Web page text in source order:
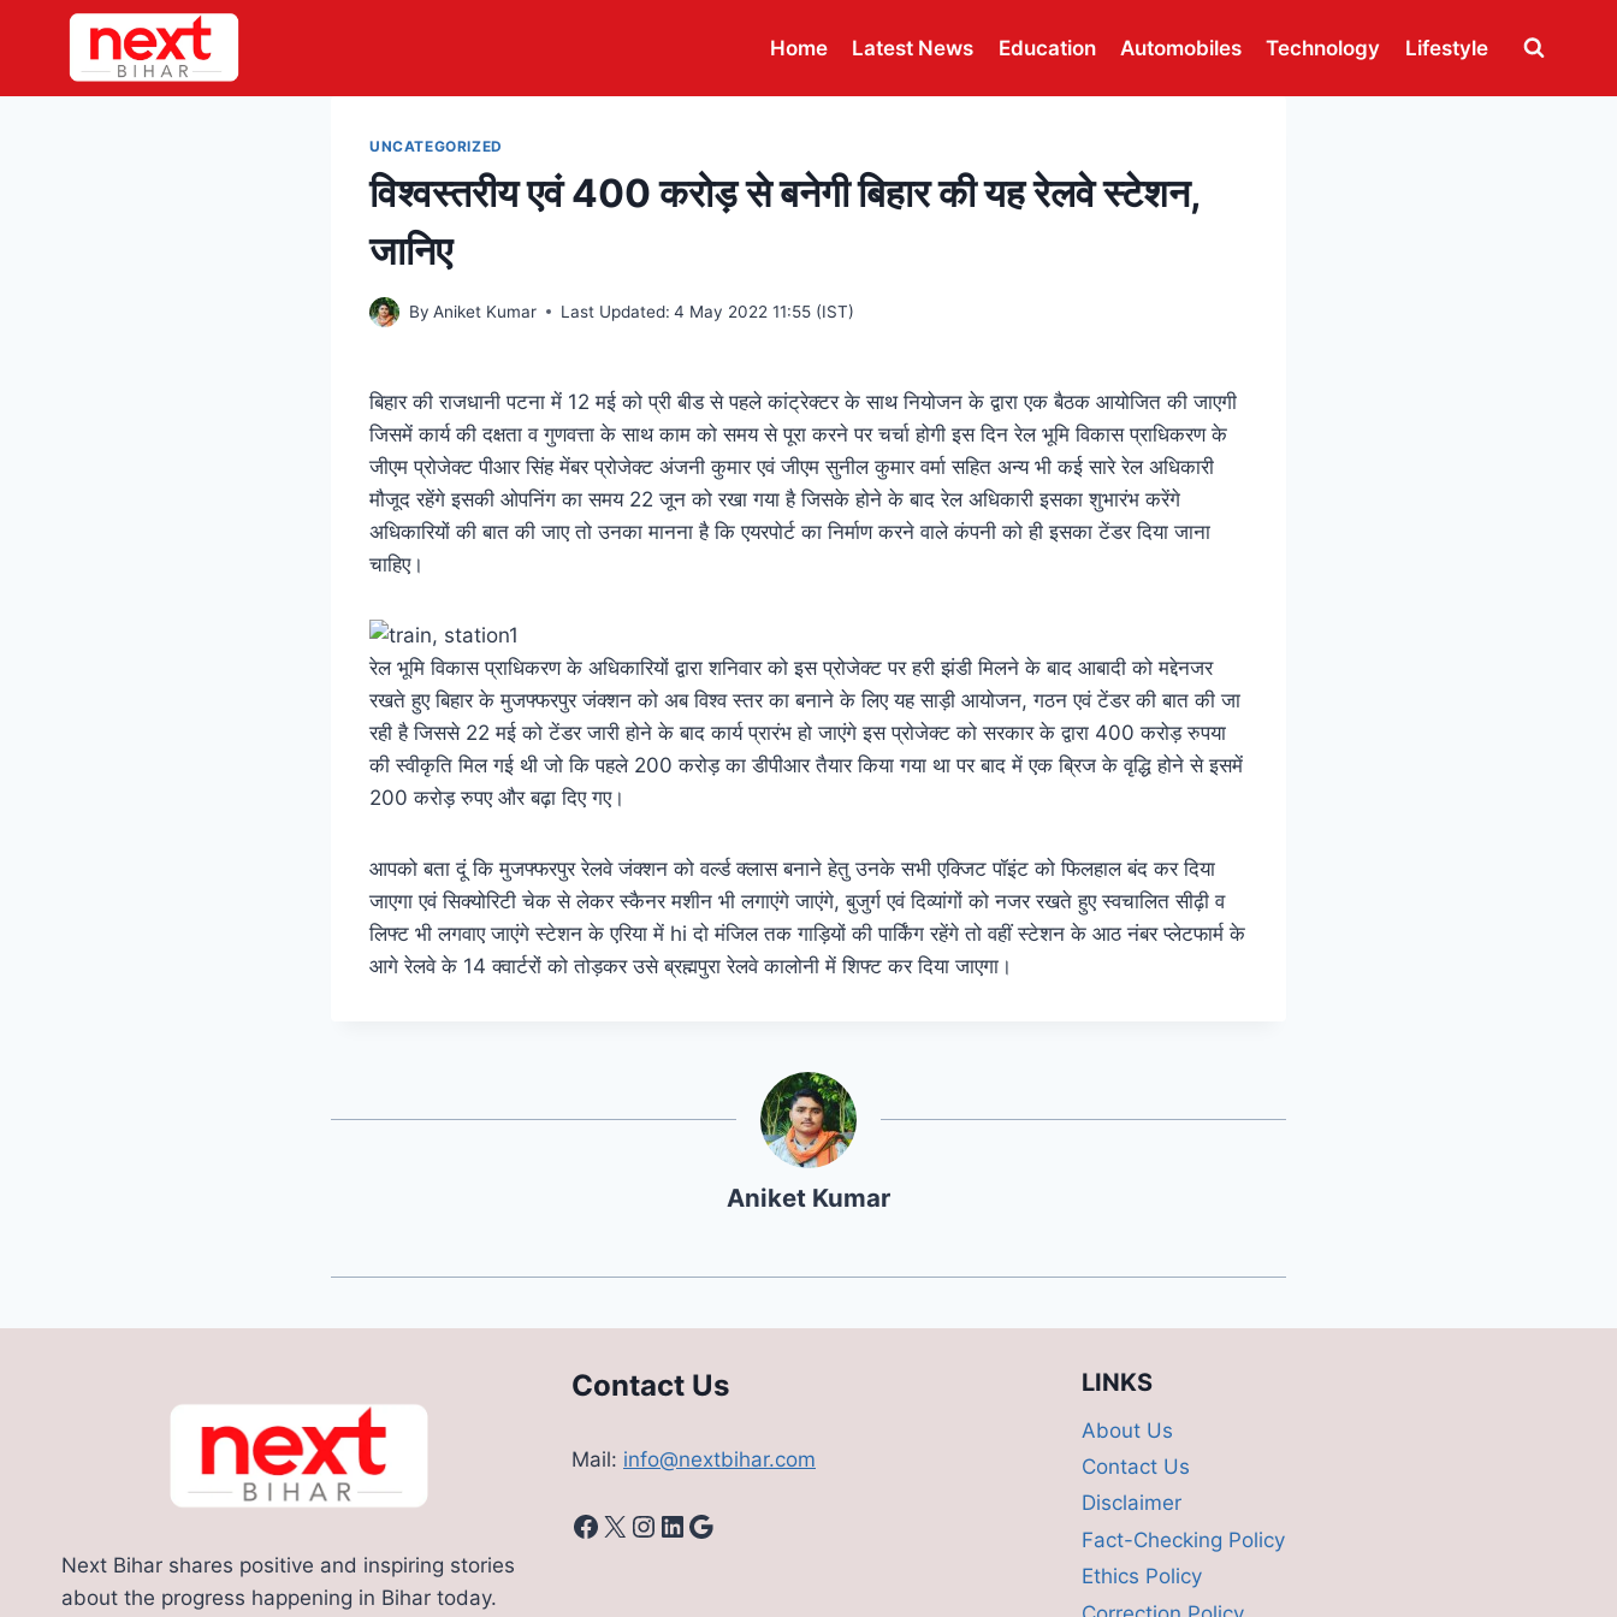
content
Home Latest News Education Automobiles Technology Lifestyle
UNCATEGORIZED
विश्वस्तरीय एवं 400 करोड़ से बनेगी बिहार की यह रेलवे स्टेशन,
जानिए
By Aniket Kumar Last Updated: 4 May 2022 11:55 (IST)
बिहार की राजधानी पटना में 12 मई को प्री बीड से पहले कांट्रेक्टर के साथ नियोजन के द्वारा एक बैठक आयोजित की जाएगी
जिसमें कार्य की दक्षता व गुणवत्ता के साथ काम को समय से पूरा करने पर चर्चा होगी इस दिन रेल भूमि विकास प्राधिकरण के
जीएम प्रोजेक्ट पीआर सिंह मेंबर प्रोजेक्ट अंजनी कुमार एवं जीएम सुनील कुमार वर्मा सहित अन्य भी कई सारे रेल अधिकारी
मौजूद रहेंगे इसकी ओपनिंग का समय 22 जून को रखा गया है जिसके होने के बाद रेल अधिकारी इसका शुभारंभ करेंगे
अधिकारियों की बात की जाए तो उनका मानना है कि एयरपोर्ट का निर्माण करने वाले कंपनी को ही इसका टेंडर दिया जाना
चाहिए।
रेल भूमि विकास प्राधिकरण के अधिकारियों द्वारा शनिवार को इस प्रोजेक्ट पर हरी झंडी मिलने के बाद आबादी को मद्देनजर
रखते हुए बिहार के मुजफ्फरपुर जंक्शन को अब विश्व स्तर का बनाने के लिए यह साड़ी आयोजन, गठन एवं टेंडर की बात की जा
रही है जिससे 22 मई को टेंडर जारी होने के बाद कार्य प्रारंभ हो जाएंगे इस प्रोजेक्ट को सरकार के द्वारा 400 करोड़ रुपया
की स्वीकृति मिल गई थी जो कि पहले 200 करोड़ का डीपीआर तैयार किया गया था पर बाद में एक ब्रिज के वृद्धि होने से इसमें
200 करोड़ रुपए और बढ़ा दिए गए।
आपको बता दूं कि मुजफ्फरपुर रेलवे जंक्शन को वर्ल्ड क्लास बनाने हेतु उनके सभी एक्जिट पॉइंट को फिलहाल बंद कर दिया
जाएगा एवं सिक्योरिटी चेक से लेकर स्कैनर मशीन भी लगाएंगे जाएंगे, बुजुर्ग एवं दिव्यांगों को नजर रखते हुए स्वचालित सीढ़ी व
लिफ्ट भी लगवाए जाएंगे स्टेशन के एरिया में hi दो मंजिल तक गाड़ियों की पार्किंग रहेंगे तो वहीं स्टेशन के आठ नंबर प्लेटफार्म के
आगे रेलवे के 14 क्वार्टरों को तोड़कर उसे ब्रह्मपुरा रेलवे कालोनी में शिफ्ट कर दिया जाएगा।
Aniket Kumar
Next Bihar shares positive and inspiring stories
about the progress happening in Bihar today.
Contact Us
Mail: info@nextbihar.com
Facebook
X Instagram
LinkedIn
Google
LINKS
About Us
Contact Us
Disclaimer
Fact-Checking Policy
Ethics Policy